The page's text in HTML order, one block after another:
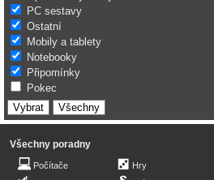
PC sestavy
Ostatní
Mobily a tablety
Notebooky
Připomínky
Pokec
Všechny poradny
Počítače
Hry